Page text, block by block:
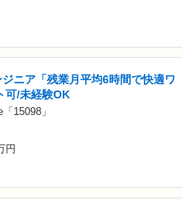
ニア「残業月平均6時間で快適ワ
可/未経験OK
15098」
円